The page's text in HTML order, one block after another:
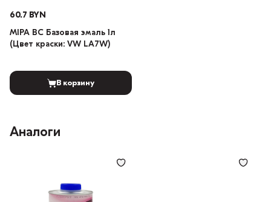
60.7 BYN
MIPA BC Базовая эмаль 1л
(Цвет краски: VW LA7W)
В корзину
Аналоги